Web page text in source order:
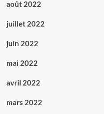
août 2022
juillet 2022
juin 2022
mai 2022
avril 2022
mars 2022